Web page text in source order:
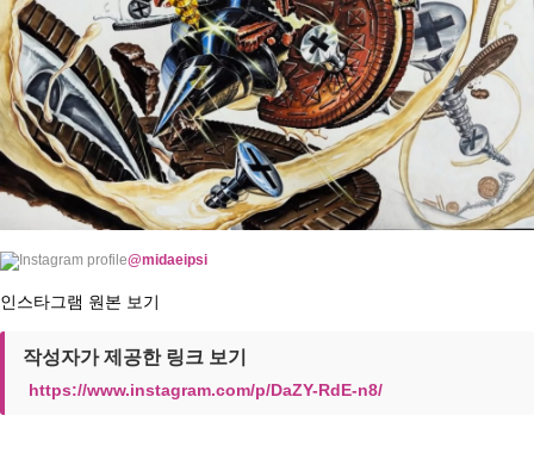
@midaeipsi
인스타그램 원본 보기
작성자가 제공한 링크 보기
https://www.instagram.com/p/DaZY-RdE-n8/